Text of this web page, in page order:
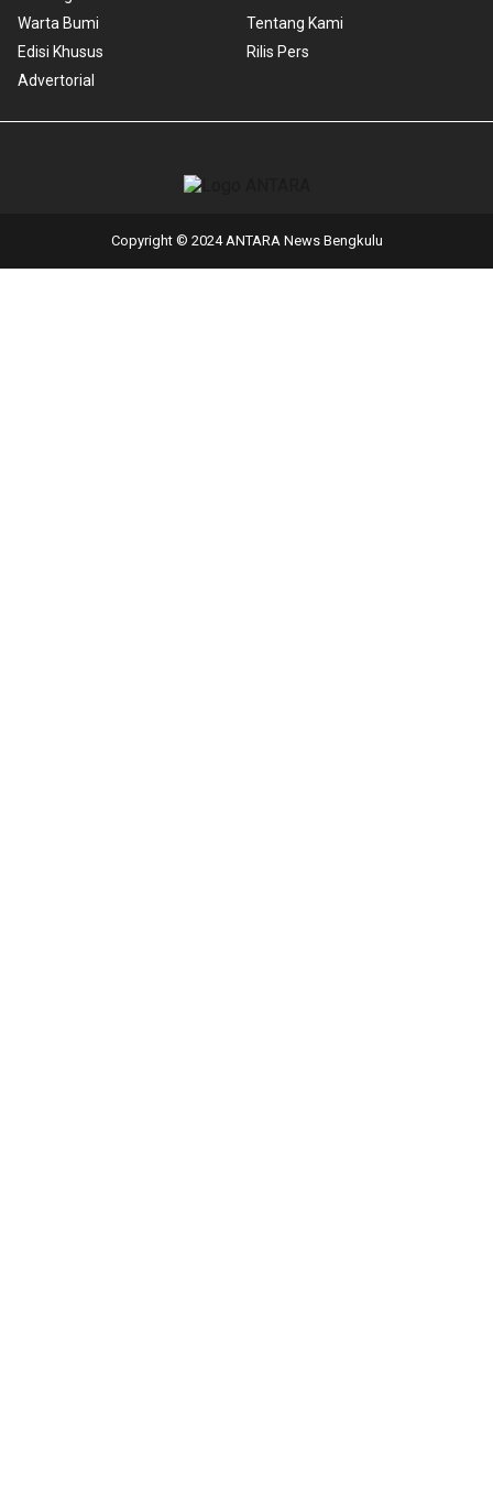
Warta Bumi
Edisi Khusus
Advertorial
Tentang Kami
Rilis Pers
Copyright © 2024 ANTARA News Bengkulu